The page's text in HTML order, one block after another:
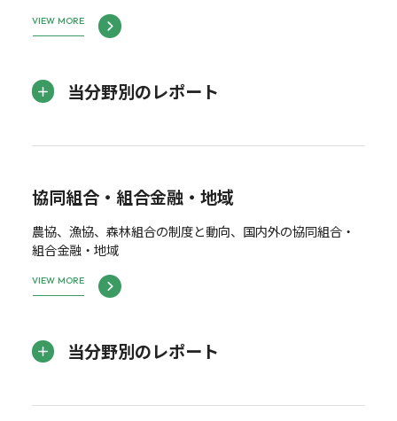
VIEW MORE
当分野別のレポート
協同組合・組合金融・地域
農協、漁協、森林組合の制度と動向、国内外の協同組合・
組合金融・地域
VIEW MORE
当分野別のレポート